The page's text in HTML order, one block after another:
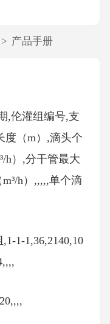
> 产品手册
,伦灌组编号,支
度（m）,滴头个
h）,分干管最大
h）,,,,,单个滴
1-1,36,2140,10